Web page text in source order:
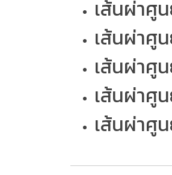
เส้นผ่าศู
เส้นผ่าศู
เส้นผ่าศู
เส้นผ่าศู
เส้นผ่าศู